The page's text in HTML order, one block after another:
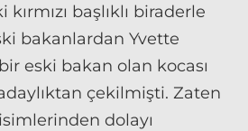
başlıklı biraderle
bakanlardan Yvette
eski bakan olan kocası
çekilmişti. Zaten
dolayı